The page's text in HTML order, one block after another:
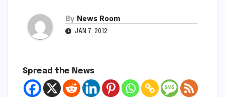
By News Room
JAN 7, 2012
Spread the News